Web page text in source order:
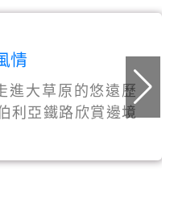
情
進大草原的悠遠歷
利亞鐵路欣賞邊境